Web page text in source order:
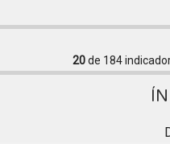
20de 184